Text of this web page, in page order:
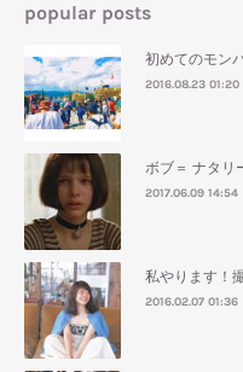
popular posts
初めてのモン
2016.08.23 01:20
ボブ＝ ナタリ
2017.06.09 14:54
私やります！
2016.02.07 01:36